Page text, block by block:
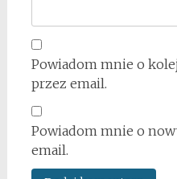
Powiadom mnie o
przez email.
Powiadom mnie o
email.